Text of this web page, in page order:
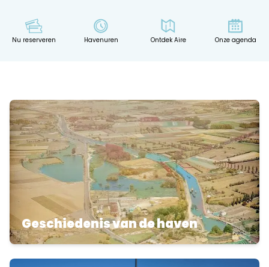
Nu reserveren Havenuren Ontdek Aire Onze agenda
Geschiedenis van de haven